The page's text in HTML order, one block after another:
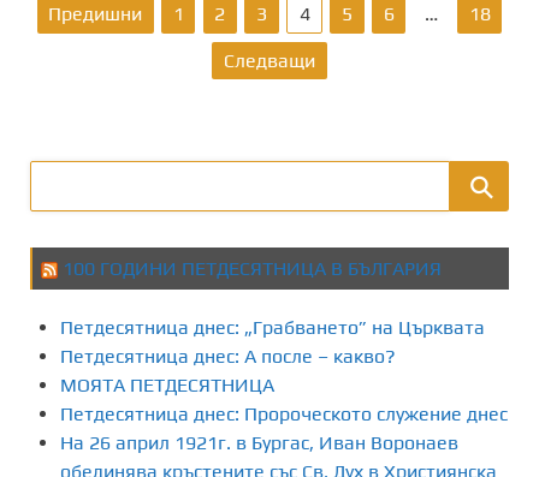
д
е
л
н
е
н
Предишни 1 2 3 4 5 6 … 18
Следващи
100 ГОДИНИ ПЕТДЕСЯТНИЦА В БЪЛГАРИЯ
Петдесятница днес: „Грабването” на Църквата
Петдесятница днес: А после – какво?
МОЯТА ПЕТДЕСЯТНИЦА
Петдесятница днес: Пророческото служение днес
На 26 април 1921г. в Бургас, Иван Воронаев
обединява кръстените със Св. Дух в Християнска